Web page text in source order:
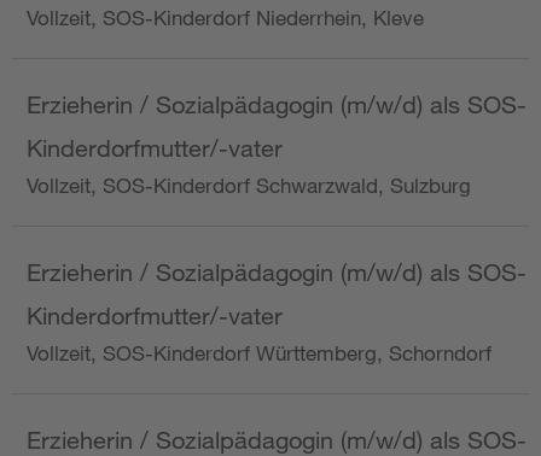
Vollzeit, SOS-Kinderdorf Niederrhein, Kleve
Erzieherin / Sozialpädagogin (m/w/d) als SOS-
Kinderdorfmutter/-vater
Vollzeit, SOS-Kinderdorf Schwarzwald, Sulzburg
Erzieherin / Sozialpädagogin (m/w/d) als SOS-
Kinderdorfmutter/-vater
Vollzeit, SOS-Kinderdorf Württemberg, Schorndorf
Erzieherin / Sozialpädagogin (m/w/d) als SOS-